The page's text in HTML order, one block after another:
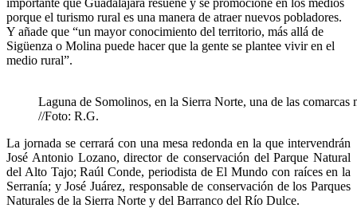
porque el turismo rural es una manera de atraer nuevos pobladores.
Y añade que “un mayor conocimiento del territorio, más allá de
Sigüenza o Molina puede hacer que la gente se plantee vivir en el
medio rural”.
Laguna de Somolinos, en la Sierra Norte, una de las comarcas
//Foto: R.G.
La jornada se cerrará con una mesa redonda en la que intervendrán
José Antonio Lozano, director de conservación del Parque Natural
del Alto Tajo; Raúl Conde, periodista de El Mundo con raíces en la
Serranía; y José Juárez, responsable de conservación de los Parques
Naturales de la Sierra Norte y del Barranco del Río Dulce.